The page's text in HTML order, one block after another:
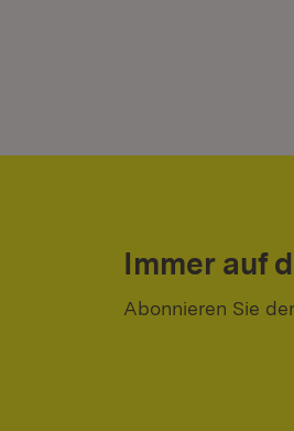
Immer auf
Abonnieren Sie